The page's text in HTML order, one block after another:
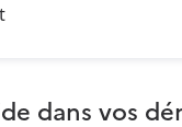
dans vos